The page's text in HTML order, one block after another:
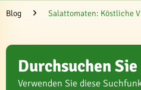
Blog Salattomaten: Köstliche
Durchsuchen
Verwenden Sie diese